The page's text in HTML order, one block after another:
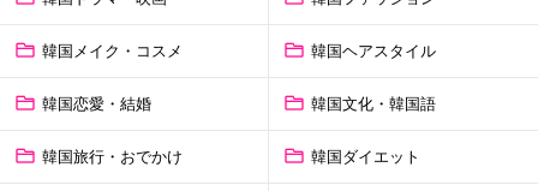
韓国メイク・コスメ 韓国ヘアスタイル
韓国恋愛・結婚 韓国文化・韓国語
韓国旅行・おでかけ 韓国ダイエット